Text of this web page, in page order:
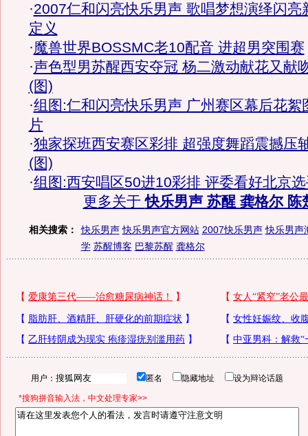
·2007仁和闪亮快乐男声 歌唱梦想演绎闪亮
定义
·魔兽世界BOSSMC老10配音 进超男突围赛
·声色型男苏醒西安夺冠 杨二激动献花又献
(图)
·组图:仁和闪亮快乐男声 广州赛区幕后花絮
片
·独家探班西安赛区彩排 超强度舞蹈震撼压
(图)
·组图:西安唱区50进10彩排 评委看好北京
更多关于快乐男声 苏醒 龚格尔 陈
相关搜索： 快乐男声 快乐男声官方网站 2007快乐男声 快乐男声
学 苏醒博客 巴黎苏醒 龚格尔
用户： 匿名 隐藏地址 设为辩论话题
*搜狗拼音输入法，中文处理专家>>